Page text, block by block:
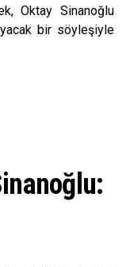
Oktay Sinanoğlu
bir söyleşiyle